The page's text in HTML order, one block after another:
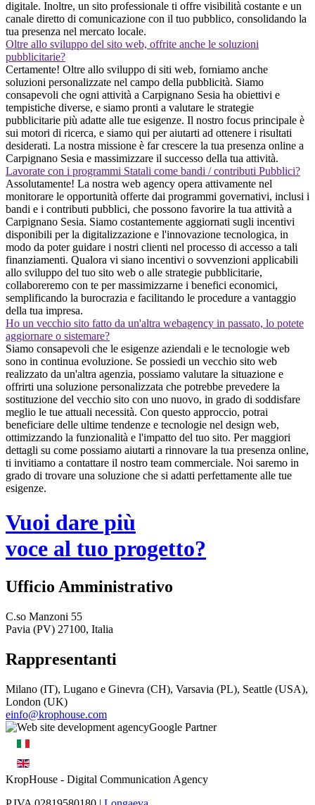
digitale. Inoltre, un sito professionale ti offre visibilità costante e un
canale diretto di comunicazione con il tuo pubblico, consolidando la
tua presenza nel mercato locale.
Oltre allo sviluppo del sito web, offrite anche le soluzioni
pubblicitarie?
Certamente! Oltre allo sviluppo di siti web, forniamo anche
soluzioni personalizzate nel campo della pubblicità. Siamo
consapevoli che ogni attività a Carpignano Sesia ha obiettivi e
tempistiche diverse, e siamo pronti a valutare le strategie
pubblicitarie più adatte alle tue esigenze. Il nostro focus principale è
sui motori di ricerca, e siamo qui per aiutarti ad ottenere i risultati
desiderati. La nostra missione è far crescere la tua presenza online a
Carpignano Sesia e massimizzare il successo della tua attività.
Lavorate con i programmi Statali come bandi / contributi Pubblici?
Assolutamente! La nostra web agency opera attivamente nel
monitorare le opportunità offerte dai programmi governativi, inclusi i
bandi e i contributi pubblici, che possono favorire la tua attività a
Carpignano Sesia. Siamo costantemente aggiornati sugli incentivi
disponibili per la digitalizzazione e l'innovazione tecnologica, in
modo da poter guidare i nostri clienti nel processo di accesso a tali
finanziamenti. Qualora vi siano incentivi o sovvenzioni applicabili
allo sviluppo del tuo sito web o alle strategie pubblicitarie,
collaboreremo con te per massimizzarne i benefici economici,
semplificando la burocrazia e facilitando le procedure a vantaggio
della tua impresa.
Ho un vecchio sito fatto da un'altra webagency in passato, lo potete
aggiornare o sistemare?
Siamo consapevoli che le esigenze aziendali e le tecnologie web
sono in continua evoluzione. Se possiedi un vecchio sito web
realizzato da un'altra agenzia, possiamo valutare la situazione e
offrirti una soluzione personalizzata che potrebbe prevedere la
sostituzione del vecchio sito con uno nuovo, in grado di soddisfare
meglio le tue attuali necessità. Con questo approccio, potrai
beneficiare delle ultime tendenze e tecnologie nel design web,
ottimizzando la funzionalità e l'impatto del tuo sito. Per maggiori
dettagli su come possiamo aiutarti a rinnovare la tua presenza online,
ti invitiamo a contattare il nostro team commerciale. Noi saremo in
grado di trovare una soluzione che si adatti perfettamente alle tue
esigenze.
Vuoi dare più
voce al tuo progetto?
Ufficio Amministrativo
C.so Manzoni 55
Pavia (PV) 27100, Italia
Rappresentanti
Milano (IT), Lugano e Ginevra (CH), Varsavia (PL), Seattle (USA),
London (UK)
einfo@krophouse.com
KropHouse - Digital Communication Agency